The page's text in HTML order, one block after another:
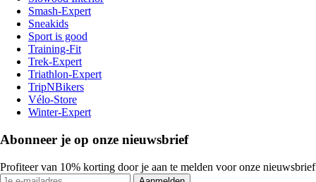
Smash-Expert
Sneakids
Sport is good
Training-Fit
Trek-Expert
Triathlon-Expert
TripNBikers
Vélo-Store
Winter-Expert
Abonneer je op onze nieuwsbrief
Profiteer van 10% korting door je aan te melden voor onze nieuwsbrief